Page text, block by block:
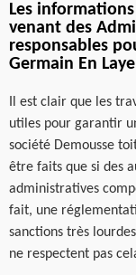
Les
venant des
responsables
Germain En Laye
Il est clair que les
utiles pour garantir
société Demousse
être faits que si des
administratives
fait, une
sanctions très
ne respectent pas